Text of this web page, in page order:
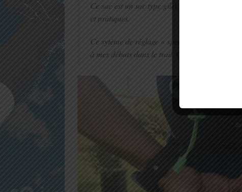
Ce sac est un sac type gilet. Il se porte haut et
et pratiques.
Ce sytème de réglage « speed fit » est breveté
à mes débuts dans le trail. C’était une